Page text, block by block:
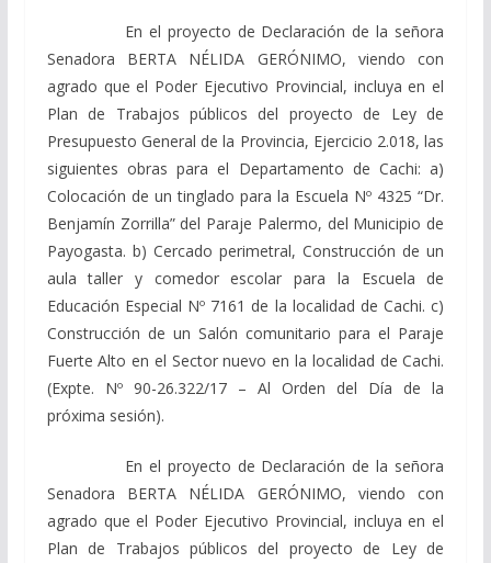
En el proyecto de Declaración de la señora
Senadora BERTA NÉLIDA GERÓNIMO, viendo con
agrado que el Poder Ejecutivo Provincial, incluya en el
Plan de Trabajos públicos del proyecto de Ley de
Presupuesto General de la Provincia, Ejercicio 2.018, las
siguientes obras para el Departamento de Cachi: a)
Colocación de un tinglado para la Escuela Nº 4325 “Dr.
Benjamín Zorrilla” del Paraje Palermo, del Municipio de
Payogasta. b) Cercado perimetral, Construcción de un
aula taller y comedor escolar para la Escuela de
Educación Especial Nº 7161 de la localidad de Cachi. c)
Construcción de un Salón comunitario para el Paraje
Fuerte Alto en el Sector nuevo en la localidad de Cachi.
(Expte. Nº 90-26.322/17 – Al Orden del Día de la
próxima sesión).
En el proyecto de Declaración de la señora
Senadora BERTA NÉLIDA GERÓNIMO, viendo con
agrado que el Poder Ejecutivo Provincial, incluya en el
Plan de Trabajos públicos del proyecto de Ley de